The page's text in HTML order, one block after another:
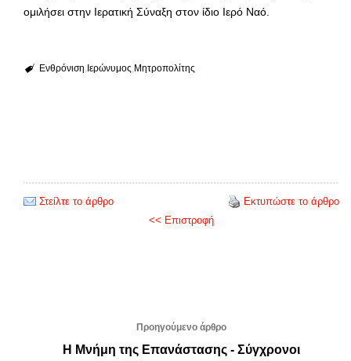
ομιλήσει στην Ιερατική Σύναξη στον ίδιο Ιερό Ναό.
Ενθρόνιση Ιερώνυμος Μητροπολίτης
Στείλτε το άρθρο
Εκτυπώστε το άρθρο
<< Επιστροφή
Προηγούμενο άρθρο
Η Μνήμη της Επανάστασης - Σύγχρονοι